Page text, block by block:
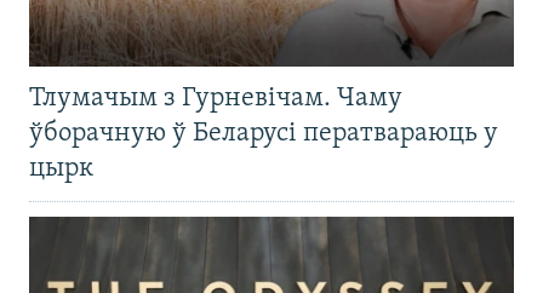
Тлумачым з Гурневічам. Чаму
ўборачную ў Беларусі ператвараюць у
цырк